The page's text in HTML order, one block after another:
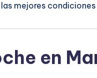
mejores
en